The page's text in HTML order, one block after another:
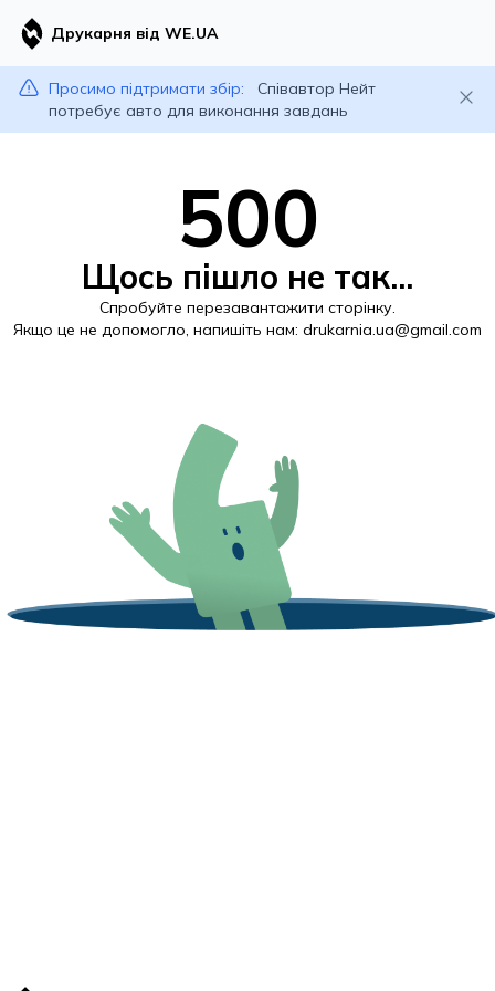
Друкарня від WE.UA
Просимо підтримати збір:
Співавтор Нейт
потребує авто для виконання завдань
500
Щось пішло не так...
Спробуйте перезавантажити сторінку.
Якщо це не допомогло, напишіть нам: drukarnia.ua@gmail.com